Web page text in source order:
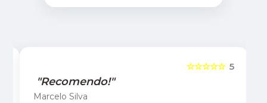
5
☆☆☆☆☆
"Recomendo!"
Marcelo Silva